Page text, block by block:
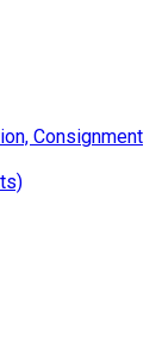
Consignment